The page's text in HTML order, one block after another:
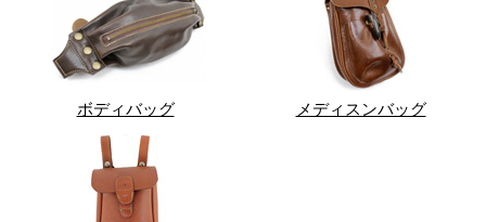
ボディバッグ メディスンバッグ